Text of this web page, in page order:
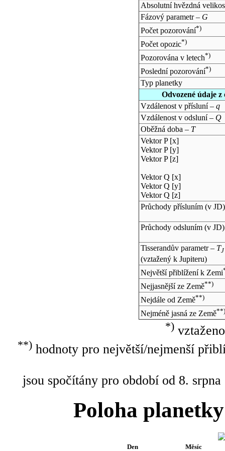
Absolutní hvězdná
Fázový parametr – G
Počet pozorování*)
Počet opozic*)
Pozorována v letech*)
Poslední pozorování*)
Typ planetky
Odvozené údaje
Vzdálenost v přísluní – q
Vzdálenost v odsluní – Q
Oběžná doba – T
Vektor P [x]
Vektor P [y]
Vektor P [z]
Vektor Q [x]
Vektor Q [y]
Vektor Q [z]
Průchody přísluním (v JD)
Průchody odsluním (v JD)
Tisserandův parametr – TJ
(vztažený k Jupiteru)
Největší přiblížení k Zemi
Nejjasnější ze Země**)
Nejdále od Země**)
Nejméně jasná ze Země**)
*)
**)hodnoty pro největší/nejmenší
jsou spočítány pro období od 8.
Poloha
Den Měsíc